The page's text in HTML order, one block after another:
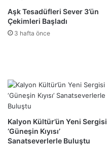
Aşk Tesadüfleri Sever 3’ün
Çekimleri Başladı
3 hafta önce
Kalyon Kültür’ün Yeni Sergisi
‘Güneşin Kıyısı’
Sanatseverlerle Buluştu